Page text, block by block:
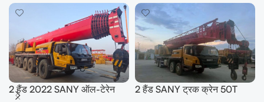
2 हैंड 2022 SANY ऑल-टेरेन
2 हैंड SANY ट्रक क्रेन 50T